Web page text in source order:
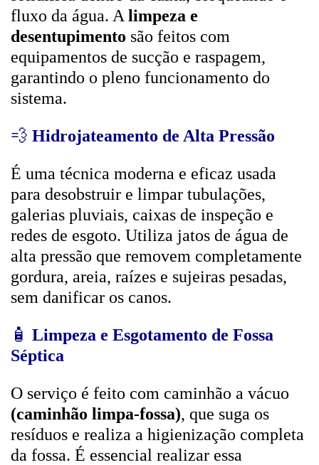
fluxo da água. A limpeza e
desentupimento são feitos com
equipamentos de sucção e raspagem,
garantindo o pleno funcionamento do
sistema.
💨 Hidrojateamento de Alta Pressão
É uma técnica moderna e eficaz usada
para desobstruir e limpar tubulações,
galerias pluviais, caixas de inspeção e
redes de esgoto. Utiliza jatos de água de
alta pressão que removem completamente
gordura, areia, raízes e sujeiras pesadas,
sem danificar os canos.
🧴 Limpeza e Esgotamento de Fossa
Séptica
O serviço é feito com caminhão a vácuo
(caminhão limpa-fossa), que suga os
resíduos e realiza a higienização completa
da fossa. É essencial realizar essa